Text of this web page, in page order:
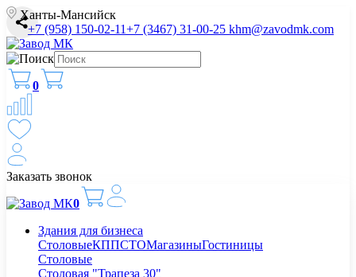
Ханты-Мансийск
+7 (958) 150-02-11+7 (3467) 31-00-25 khm@zavodmk.com
0
Заказать звонок
0
Здания для бизнеса
СтоловыеКППСТОМагазиныГостиницы
Столовые
Столовая "Трапеза 30"